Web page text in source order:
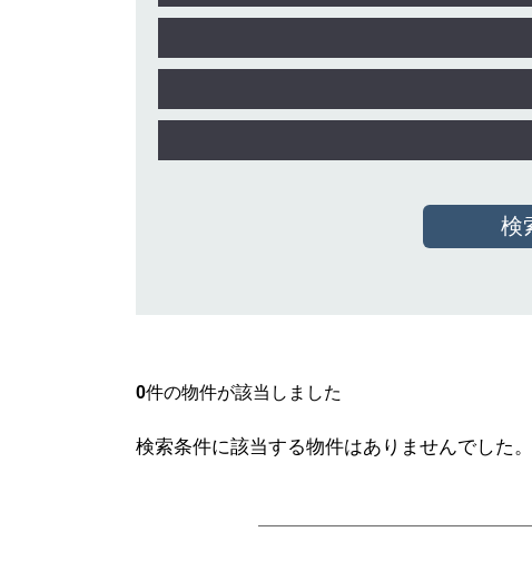
0件の物件が該当しました
検索条件に該当する物件はありませんでした。